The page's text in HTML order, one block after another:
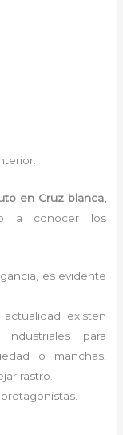
en Cruz blanca,
a conocer los
es evidente
existen
para
o manchas,
rastro.